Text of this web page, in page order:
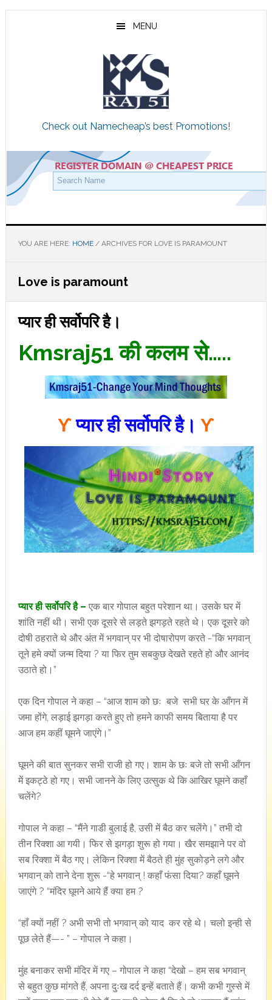
Skip
Skip
Skip
MENU
Check out Namecheap’s best Promotions!
YOU ARE HERE: HOME /ARCHIVES FOR LOVE IS PARAMOUNT
Love is paramount
प्यार ही सर्वोपरि है।
Kmsraj51 की कलम से…..
ϒप्यार ही सर्वोपरि है। ϒ
प्यार ही सर्वोपरि है – एक बार गोपाल बहुत परेशान था। उसके घर में
शांति नहीं थी। सभी एक दूसरे से लड़ते झगड़ते रहते थे। एक दूसरे को
दोषी ठहराते थे और अंत में भगवान् पर भी दोषारोपण करते -“कि भगवान्
तूने हमे क्यों जन्म दिया ? या फिर तुम सबकुछ देखते रहते हो और आनंद
उठाते हो।”
एक दिन गोपाल ने कहा – “आज शाम को छः बजे सभी घर के आँगन में
जमा होंगे, लड़ाई झगड़ा करते हुए तो हमने काफी समय बिताया है पर
आज हम कहीं घूमने जाएंगे।”
घूमने की बात सुनकर सभी राजी हो गए। शाम के छः बजे तो सभी आँगन
में इकट्ठे हो गए। सभी जानने के लिए उत्सुक थे कि आखिर घूमने कहाँ
चलेंगे?
गोपाल ने कहा – “मैंने गाडी बुलाई है, उसी में बैठ कर चलेंगे।” तभी दो
तीन रिक्शा आ गयी। फिर से झगड़ा शुरू हो गया। खैर समझाने पर वो
सब रिक्शा में बैठ गए। लेकिन रिक्शा में बैठते ही मुंह सुकोड़ने लगे और
भगवान् को ताने देना शुरू -“हे भगवान् ! कहाँ फंसा दिया? कहाँ घूमने
जाएंगे ? “मंदिर घूमने आये हैं क्या हम ?
“हाँ क्यों नहीं ? अभी सभी तो भगवान् को याद कर रहे थे। चलो इन्ही से
पूछ लेते हैं—- ” – गोपाल ने कहा।
मुंह बनाकर सभी मंदिर में गए – गोपाल ने कहा “देखो – हम सब भगवान्
से बहुत कुछ मांगते हैं, अपना दुःख दर्द इन्हें बताते हैं। कभी कभी गुस्से में